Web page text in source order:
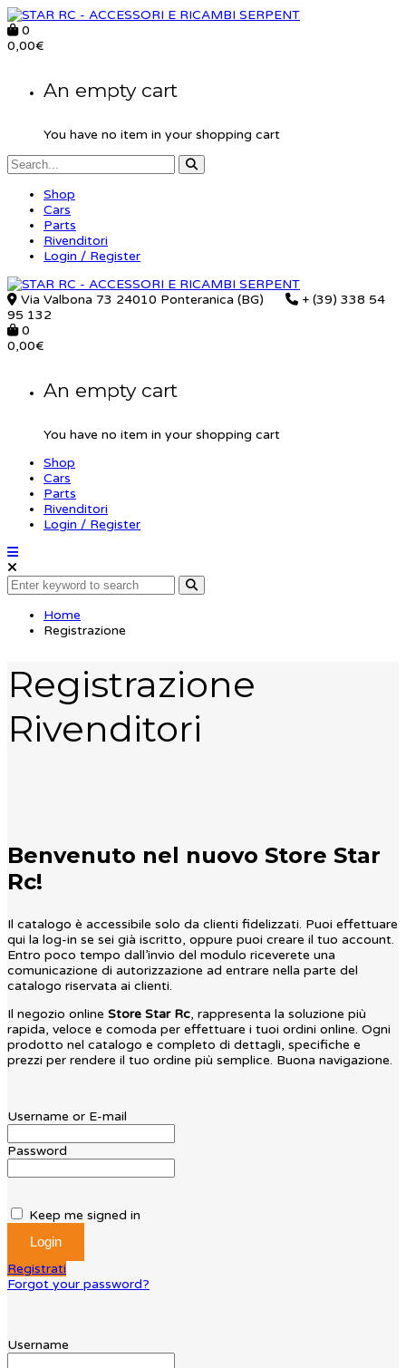
0
0,00€
An empty cart
You have no item in your shopping cart
Shop
Cars
Parts
Rivenditori
Login / Register
Via Valbona 73 24010 Ponteranica (BG)
+ (39) 338 54
95 132
0
0,00€
An empty cart
You have no item in your shopping cart
Shop
Cars
Parts
Rivenditori
Login / Register
Home
Registrazione
Registrazione
Rivenditori
Benvenuto nel nuovo Store Star
Rc!
Il catalogo è accessibile solo da clienti fidelizzati. Puoi effettuare
qui la log-in se sei già iscritto, oppure puoi creare il tuo account.
Entro poco tempo dall’invio del modulo riceverete una
comunicazione di autorizzazione ad entrare nella parte del
catalogo riservata ai clienti.
Il negozio online Store Star Rc, rappresenta la soluzione più
rapida, veloce e comoda per effettuare i tuoi ordini online. Ogni
prodotto nel catalogo e completo di dettagli, specifiche e
prezzi per rendere il tuo ordine più semplice. Buona navigazione.
Username or E-mail
Password
Keep me signed in
Registrati
Forgot your password?
Username